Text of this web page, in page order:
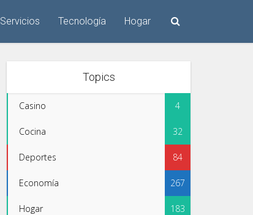
Servicios Tecnología Hogar
Topics
Casino 4
Cocina 32
Deportes 84
Economía 267
Hogar 183